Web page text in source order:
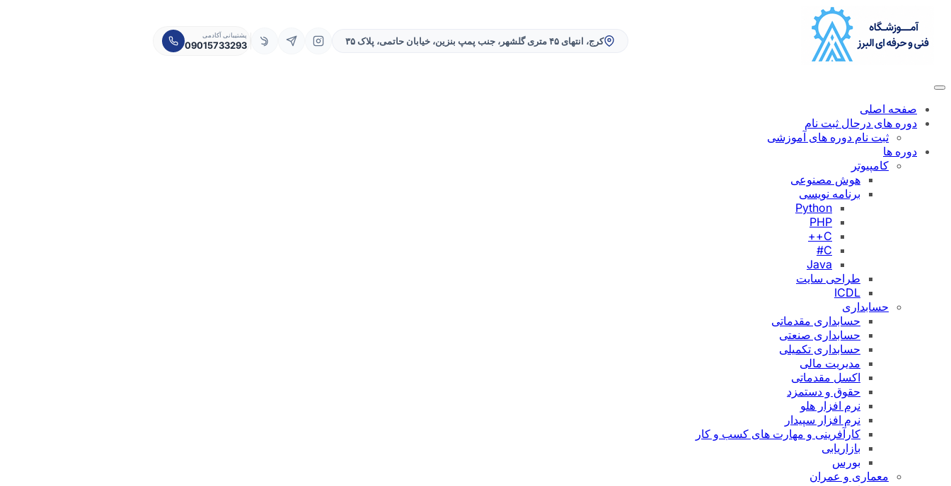
محتوا
کرج، انتهای ۴۵ متری گلشهر، جنب پمپ بنزین، خیابان حاتمی، پلاک ۳۵
پشتیبانی آکادمی
09015733293
صفحه اصلی
دوره های درحال ثبت نام
ثبت نام دوره های آموزشی
دوره ها
کامپیوتر
هوش مصنوعی
برنامه نویسی
Python
PHP
C++
C#
Java
طراحی سایت
ICDL
حسابداری
حسابداری مقدماتی
حسابداری صنعتی
حسابداری تکمیلی
مدیریت مالی
اکسل مقدماتی
حقوق و دستمزد
نرم افزار هلو
نرم افزار سپیدار
کارآفرینی و مهارت های کسب و کار
بازاریابی
بورس
معماری و عمران